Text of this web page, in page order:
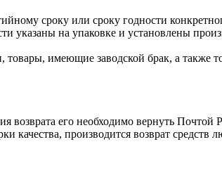
сроку или сроку годности
указаны на упаковке и установлены
имеющие заводской брак, а также
возврата его необходимо вернуть
качества, производится возврат